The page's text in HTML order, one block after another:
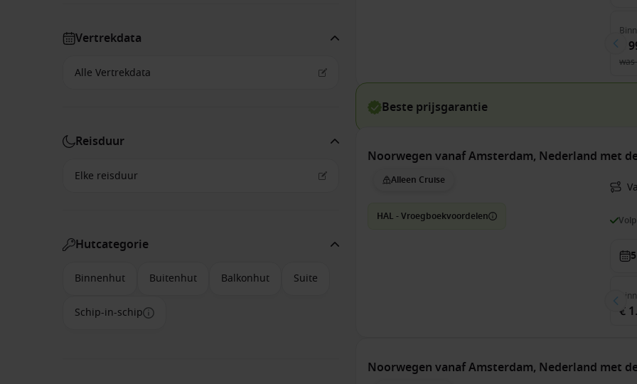
Vertrekdata
Reisduur
Hutcategorie
Binnenhut Buitenhut Balkonhut Suite
Schip-in-schip
€
was
Beste prijsgarantie
Noorwegen vanaf Amsterdam, Nederland met
Alleen Cruise
HAL - Vroegboekvoordelen
€
Noorwegen vanaf Amsterdam, Nederland met